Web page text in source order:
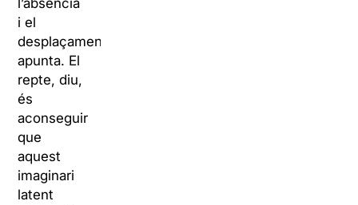
l’absència
i el
desplaçament”,
apunta. El
repte, diu,
és
aconseguir
que
aquest
imaginari
latent